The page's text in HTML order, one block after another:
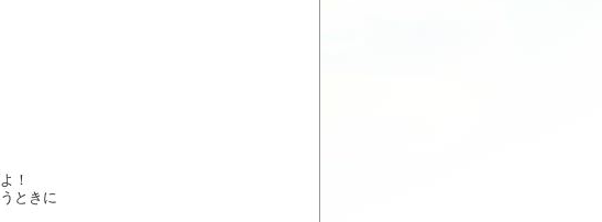
！
ときに